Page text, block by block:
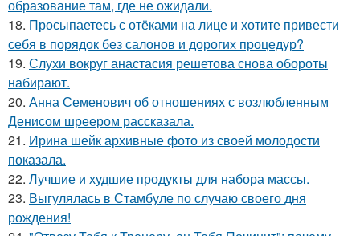
образование там, где не ожидали.
18. Просыпаетесь с отёками на лице и хотите привести
себя в порядок без салонов и дорогих процедур?
19. Слухи вокруг анастасия решетова снова обороты
набирают.
20. Анна Семенович об отношениях с возлюбленным
Денисом шреером рассказала.
21. Ирина шейк архивные фото из своей молодости
показала.
22. Лучшие и худшие продукты для набора массы.
23. Выгулялась в Стамбуле по случаю своего дня
рождения!